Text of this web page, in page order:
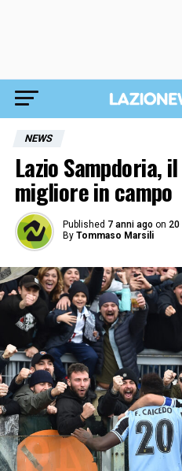
NEWS
Lazio Sampdoria,
migliore in campo
Published 7 anni ago on 20
By Tommaso Marsili